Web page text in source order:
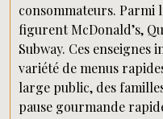
consommateurs. Parmi
figurent McDonald’s,
Subway. Ces
variété de menus
large public, des
pause gourmande